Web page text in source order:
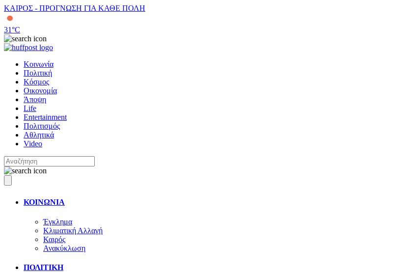
ΚΑΙΡΟΣ - ΠΡΟΓΝΩΣΗ ΓΙΑ ΚΑΘΕ ΠΟΛΗ
31°C
Κοινωνία
Πολιτική
Κόσμος
Οικονομία
Άποψη
Life
Entertainment
Πολιτισμός
Αθλητικά
Video
ΚΟΙΝΩΝΙΑ
Έγκλημα
Κλιματική Αλλαγή
Καιρός
Ανακύκλωση
ΠΟΛΙΤΙΚΗ